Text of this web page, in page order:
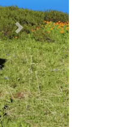
旅
下一個